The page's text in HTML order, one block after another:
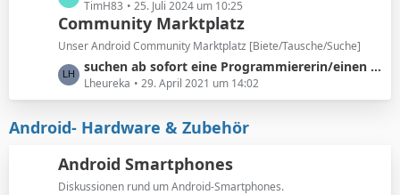
t
r
ä
g
e
e
t
z
e
B
i
r
ä
TimH83 25. Juli 2024 um 10:25
Community Marktplatz
Unser Android Community Marktplatz [Biete/Tausche/Suche]
L
e
t
z
t
e
B
e
suchen ab sofort eine Programmiererin/einen Programmierer, die/der unser junges, innovatives Team unterstützt
Lheureka 29. April 2021 um 14:02
Android- Hardware & Zubehör
Android Smartphones
Diskussionen rund um Android-Smartphones.